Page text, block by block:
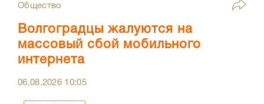
Общество
Волгоградцы жалуются на
массовый сбой мобильного
интернета
06.08.2026 10:05